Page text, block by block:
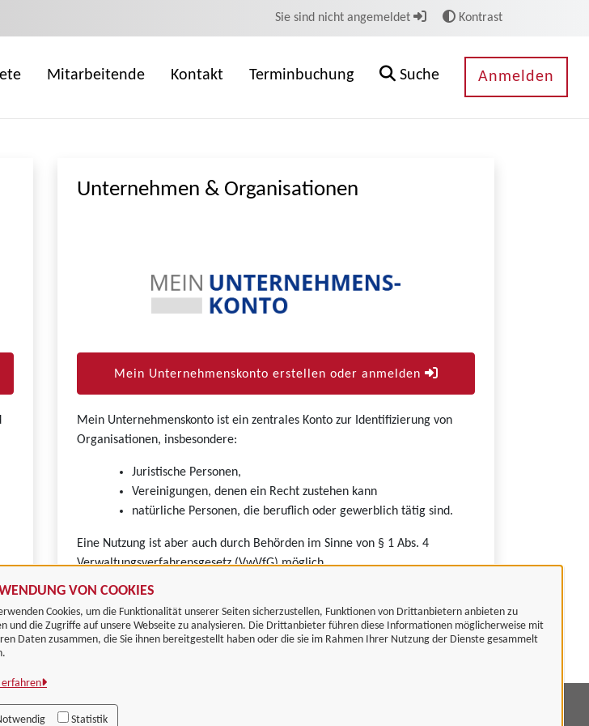
VON COOKIES
Cookies, um die Funktionalität unserer Seiten sicherzustellen, Funktionen von Drittanbietern anbieten zu
und die Zugriffe auf unsere Webseite zu analysieren. Die Drittanbieter führen diese Informationen möglicherweise mit
Daten zusammen, die Sie ihnen bereitgestellt haben oder die sie im Rahmen Ihrer Nutzung der Dienste gesammelt
Statistik
Sie sind nicht angemeldet Kontrast
Mitarbeitende Kontakt Terminbuchung Suche Anmelden
Unternehmen & Organisationen
Mein Unternehmenskonto erstellen oder anmelden
Mein Unternehmenskonto ist ein zentrales Konto zur Identifizierung von
Organisationen, insbesondere:
Juristische Personen,
Vereinigungen, denen ein Recht zustehen kann
natürliche Personen, die beruflich oder gewerblich tätig sind.
Eine Nutzung ist aber auch durch Behörden im Sinne von § 1 Abs. 4
Verwaltungsverfahrensgesetz (VwVfG) möglich.